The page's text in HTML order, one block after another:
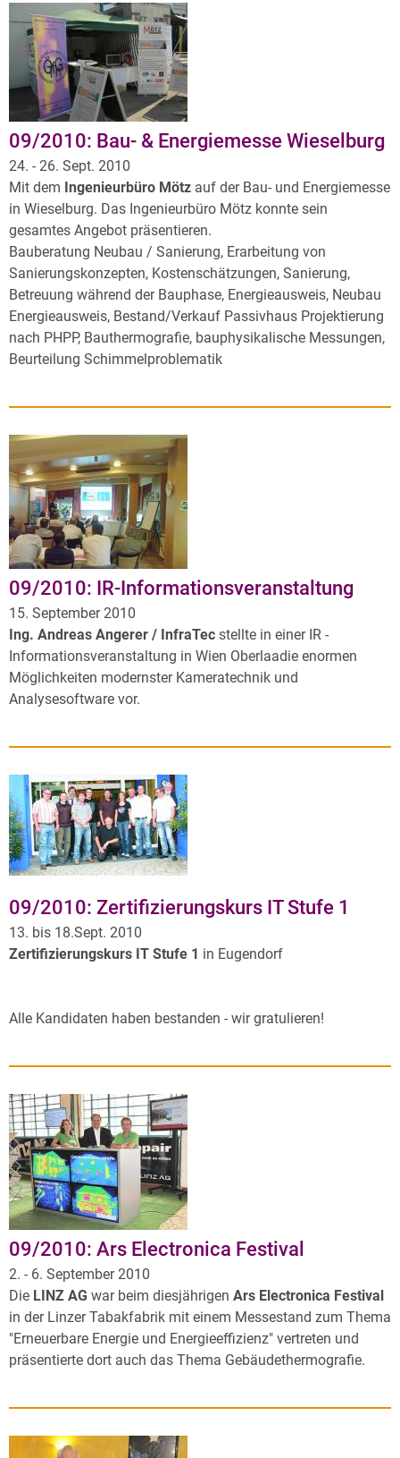
09/2010: Bau- & Energiemesse Wieselburg
24. - 26. Sept. 2010
Mit dem Ingenieurbüro Mötz auf der Bau- und Energiemesse
in Wieselburg. Das Ingenieurbüro Mötz konnte sein
gesamtes Angebot präsentieren.
Bauberatung Neubau / Sanierung, Erarbeitung von
Sanierungskonzepten, Kostenschätzungen, Sanierung,
Betreuung während der Bauphase, Energieausweis, Neubau
Energieausweis, Bestand/Verkauf Passivhaus Projektierung
nach PHPP, Bauthermografie, bauphysikalische Messungen,
Beurteilung Schimmelproblematik
09/2010: IR-Informationsveranstaltung
15. September 2010
Ing. Andreas Angerer / InfraTec stellte in einer IR -
Informationsveranstaltung in Wien Oberlaadie enormen
Möglichkeiten modernster Kameratechnik und
Analysesoftware vor.
09/2010: Zertifizierungskurs IT Stufe 1
13. bis 18.Sept. 2010
Zertifizierungskurs IT Stufe 1 in Eugendorf
Alle Kandidaten haben bestanden - wir gratulieren!
09/2010: Ars Electronica Festival
2. - 6. September 2010
Die LINZ AG war beim diesjährigen Ars Electronica Festival
in der Linzer Tabakfabrik mit einem Messestand zum Thema
"Erneuerbare Energie und Energieeffizienz" vertreten und
präsentierte dort auch das Thema Gebäudethermografie.